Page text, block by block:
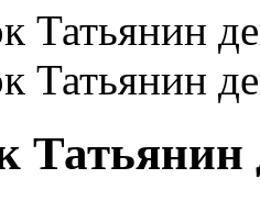
Татьянин
Татьянин